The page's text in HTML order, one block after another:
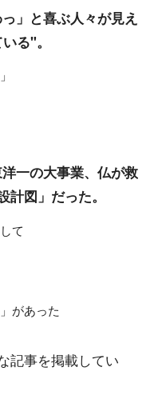
」と喜ぶ人々が見え
る"。
一の大事業、仏が救
図」だった。
て
があった
記事を掲載してい